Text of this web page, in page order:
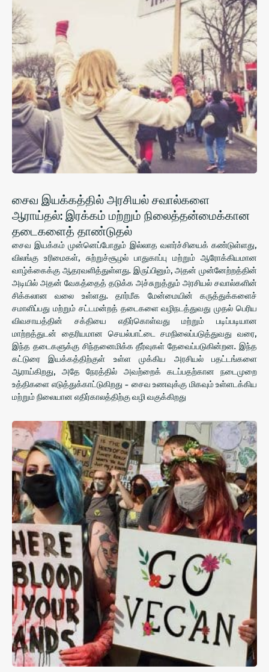
சைவ இயக்கத்தில் அரசியல் சவால்களை
ஆராய்தல்: இரக்கம் மற்றும் நிலைத்தன்மைக்கான
தடைகளைத் தாண்டுதல்
சைவ இயக்கம் முன்னெப்போதும் இல்லாத வளர்ச்சியைக் கண்டுள்ளது,
விலங்கு உரிமைகள், சுற்றுச்சூழல் பாதுகாப்பு மற்றும் ஆரோக்கியமான
வாழ்க்கைக்கு ஆதரவளித்துள்ளது. இருப்பினும், அதன் முன்னேற்றத்தின்
அடியில் அதன் வேகத்தைத் தடுக்க அச்சுறுத்தும் அரசியல் சவால்களின்
சிக்கலான வலை உள்ளது. தார்மீக மேன்மையின் கருத்துக்களைச்
சமாளிப்பது மற்றும் சட்டமன்றத் தடைகளை வழிநடத்துவது முதல் பெரிய
விவசாயத்தின் சக்தியை எதிர்கொள்வது மற்றும் படிப்படியான
மாற்றத்துடன் தைரியமான செயல்பாட்டை சமநிலைப்படுத்துவது வரை,
இந்த தடைகளுக்கு சிந்தனைமிக்க தீர்வுகள் தேவைப்படுகின்றன. இந்த
கட்டுரை இயக்கத்திற்குள் உள்ள முக்கிய அரசியல் பதட்டங்களை
ஆராய்கிறது, அதே நேரத்தில் அவற்றைக் கடப்பதற்கான நடைமுறை
உத்திகளை எடுத்துக்காட்டுகிறது - சைவ உணவுக்கு மிகவும் உள்ளடக்கிய
மற்றும் நிலையான எதிர்காலத்திற்கு வழி வகுக்கிறது